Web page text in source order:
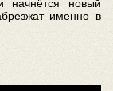
начнётся новый
именно в